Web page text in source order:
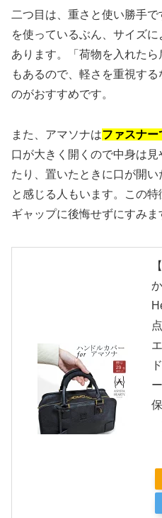
二つ目は、重さと使い勝手
を使っているぶん、サイズ
あります。「荷物を入れた
もあるので、軽さを重視す
のがおすすめです。
また、アマソナはファスナ
口が大きく開くので中身は
たり、置いたときに口が開い
と感じる人もいます。この特
ギャップに後悔せずにすみま